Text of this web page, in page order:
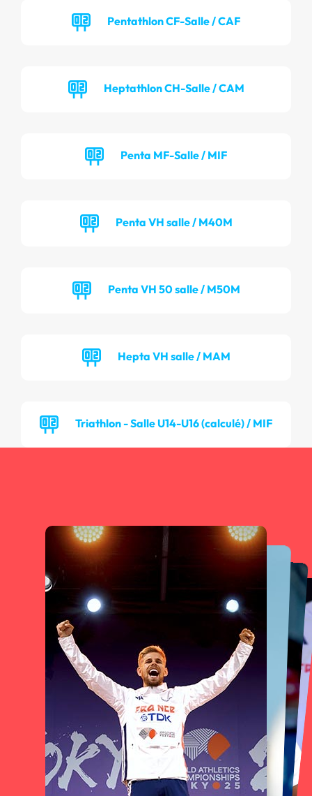
Pentathlon CF-Salle / CAF
Heptathlon CH-Salle / CAM
Penta MF-Salle / MIF
Penta VH salle / M40M
Penta VH 50 salle / M50M
Hepta VH salle / MAM
Triathlon - Salle U14-U16 (calculé) / MIF